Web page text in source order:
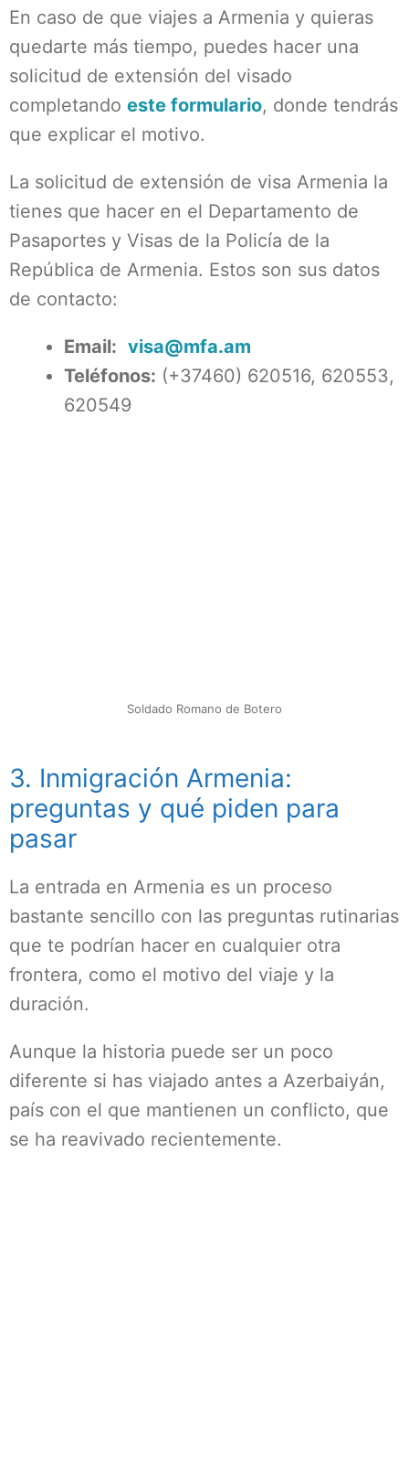
En caso de que viajes a Armenia y quieras
quedarte más tiempo, puedes hacer una
solicitud de extensión del visado
completando este formulario, donde tendrás
que explicar el motivo.
La solicitud de extensión de visa Armenia la
tienes que hacer en el Departamento de
Pasaportes y Visas de la Policía de la
República de Armenia. Estos son sus datos
de contacto:
Email: visa@mfa.am
Teléfonos: (+37460) 620516, 620553,
620549
Soldado Romano de Botero
3. Inmigración Armenia:
preguntas y qué piden para
pasar
La entrada en Armenia es un proceso
bastante sencillo con las preguntas rutinarias
que te podrían hacer en cualquier otra
frontera, como el motivo del viaje y la
duración.
Aunque la historia puede ser un poco
diferente si has viajado antes a Azerbaiyán,
país con el que mantienen un conflicto, que
se ha reavivado recientemente.